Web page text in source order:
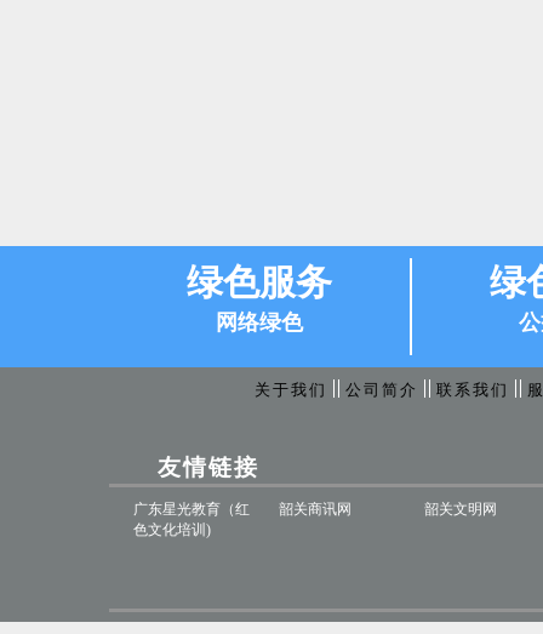
绿色服务
网络绿色
绿
关于我们 公司简介 联系我们
友情链接
广东星光教育（红
色文化培训)
韶关商讯网 韶关文明网